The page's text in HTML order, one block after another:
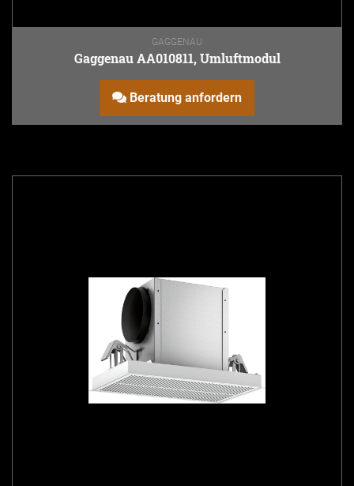
GAGGENAU
Gaggenau AA010811, Umluftmodul
Beratung anfordern